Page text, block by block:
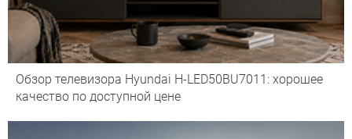
Обзор телевизора Hyundai H-LED50BU7011: хорошее
качество по доступной цене